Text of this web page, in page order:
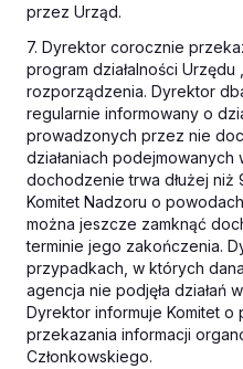
przez Urząd.
7. Dyrektor corocznie
program działalności
rozporządzenia. Dyrektor
regularnie informowany o
prowadzonych przez nie
działaniach podejmowanych
dochodzenie trwa dłużej niż
Komitet Nadzoru o
można jeszcze zamknąć
terminie jego zakończenia.
przypadkach, w których
agencja nie podjęła działań
Dyrektor informuje Komitet
przekazania informacji
Członkowskiego.